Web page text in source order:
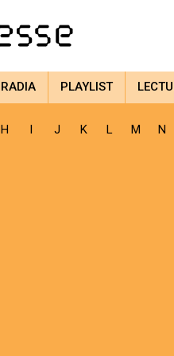
RADIA PLAYLIST
H I J K L M N